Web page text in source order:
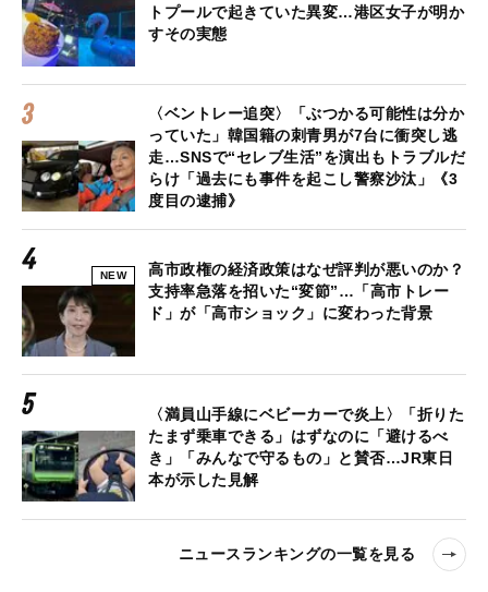
トプールで起きていた異変…港区女子が明か
すその実態
〈ベントレー追突〉「ぶつかる可能性は分か
っていた」韓国籍の刺青男が7台に衝突し逃
走…SNSで“セレブ生活”を演出もトラブルだ
らけ「過去にも事件を起こし警察沙汰」《3
度目の逮捕》
NEW
高市政権の経済政策はなぜ評判が悪いのか？
支持率急落を招いた“変節”…「高市トレー
ド」が「高市ショック」に変わった背景
〈満員山手線にベビーカーで炎上〉「折りた
たまず乗車できる」はずなのに「避けるべ
き」「みんなで守るもの」と賛否…JR東日
本が示した見解
ニュースランキングの一覧を見る